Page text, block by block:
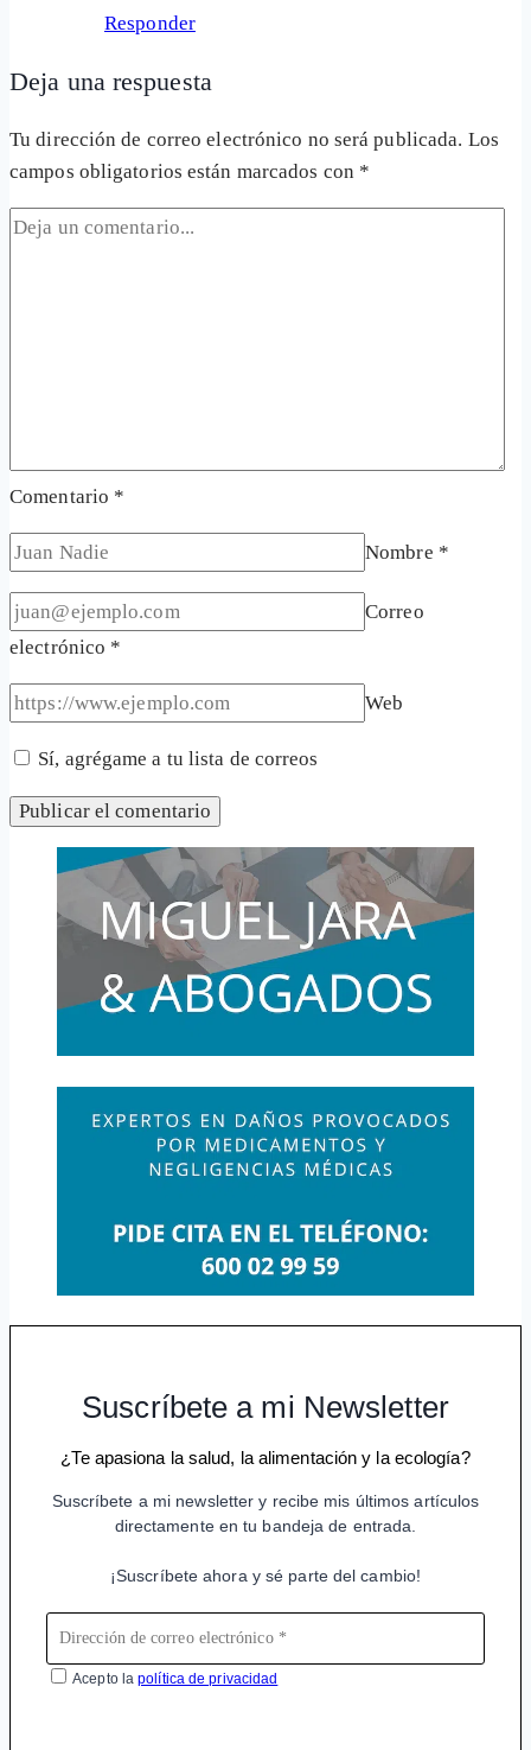
Responder
Deja una respuesta
Tu dirección de correo electrónico no será publicada. Los
campos obligatorios están marcados con *
Comentario *
Nombre *
Correo
electrónico *
Web
Sí, agrégame a tu lista de correos
Suscríbete a mi Newsletter
¿Te apasiona la salud, la alimentación y la ecología?
Suscríbete a mi newsletter y recibe mis últimos artículos
directamente en tu bandeja de entrada.
¡Suscríbete ahora y sé parte del cambio!
Acepto lapolítica de privacidad